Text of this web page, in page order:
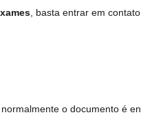
, basta entrar em
normalmente o documento é